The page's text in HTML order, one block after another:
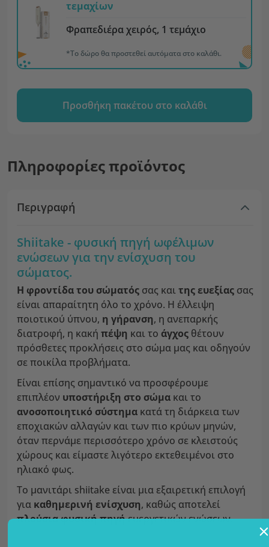
τεμαχίων
Φραπεδιέρα χειρός, 1 τεμάχιο
*Το δώρο θα προστεθεί αυτόματα στο καλάθι.
Προσθήκη πακέτου στο καλάθι
Πληροφορίες προϊόντος
Περιγραφή
Shiitake - φυσική πηγή ωφέλιμων
ενώσεων για την ενίσχυση του
σώματος.
Η φροντίδα του σώματός σας καιτης ευεξίας σας
είναι απαραίτητη όλο το χρόνο. Η έλλειψη
ποιοτικού ύπνου, η γήρανση, η ανεπαρκής
διατροφή, η κακή πέψη και το άγχος θέτουν
πρόσθετες προκλήσεις στο σώμα μας και οδηγούν
σε ποικίλα προβλήματα.
Είναι επίσης σημαντικό να προσφέρουμε
επιπλέον υποστήριξη στο σώμα και το
ανοσοποιητικό σύστημα κατά τη διάρκεια των
εποχιακών αλλαγών και των πιο κρύων μηνών,
όταν περνάμε περισσότερο χρόνο σε κλειστούς
χώρους και είμαστε λιγότερο εκτεθειμένοι στο
ηλιακό φως.
Το μανιτάρι shiitake είναι μια εξαιρετική επιλογή
για καθημερινή ενίσχυση, καθώς αποτελεί
πλούσια φυσική πηγήευεργετικών ενώσεων.